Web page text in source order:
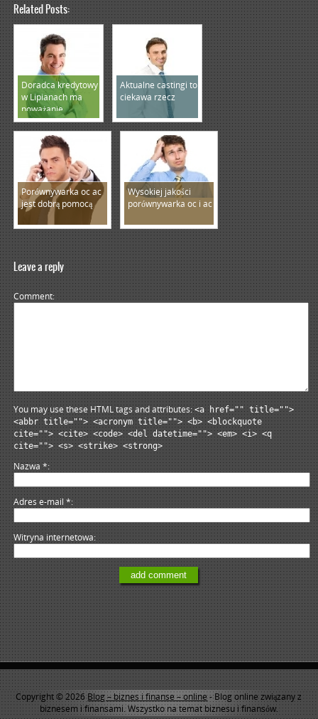
Related Posts:
Doradca kredytowy
w Lipianach ma
poważanie
Aktualne castingi to
ciekawa rzecz
Porównywarka oc ac
jest dobrą pomocą
Wysokiej jakości
porównywarka oc i ac
Leave a reply
Comment
You may use these HTML tags and attributes:<a href="" title="">
<abbr title=""> <acronym title=""> <b> <blockquote
cite=""> <cite> <code> <del datetime=""> <em> <i> <q
cite=""> <s> <strike> <strong>
Nazwa*
Adres e-mail*
Witryna internetowa
Copyright © 2026Blog – biznes i finanse – online- Blog online związany z
biznesem i finansami. Wszystko na temat biznesu i finansów.